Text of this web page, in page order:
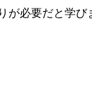
必要だと学び